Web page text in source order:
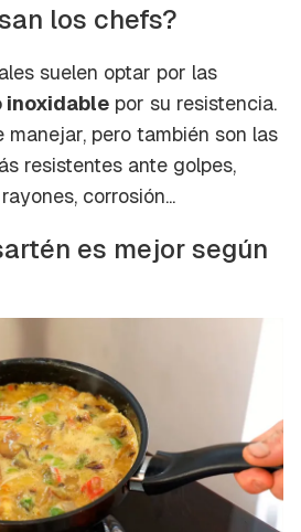
los chefs?
suelen optar por las
inoxidable por su resistencia.
pero también son las
resistentes ante golpes,
corrosión...
es mejor según